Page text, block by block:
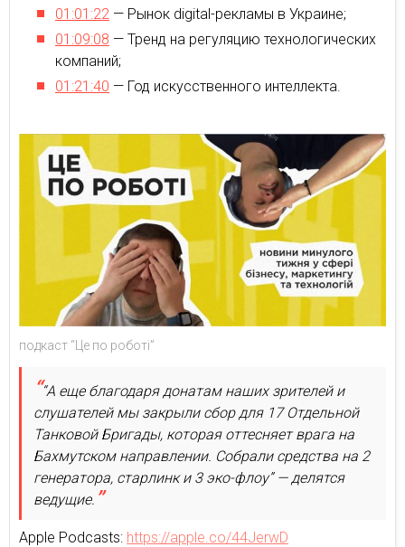
01:01:22 — Рынок digital-рекламы в Украине;
01:09:08 — Тренд на регуляцию технологических
компаний;
01:21:40 — Год искусственного интеллекта.
подкаст “Це по роботі”
“А еще благодаря донатам наших зрителей и
слушателей мы закрыли сбор для 17 Отдельной
Танковой Бригады, которая оттесняет врага на
Бахмутском направлении. Собрали средства на 2
генератора, старлинк и 3 эко-флоу” — делятся
ведущие.
Apple Podcasts: https://apple.co/44JerwD